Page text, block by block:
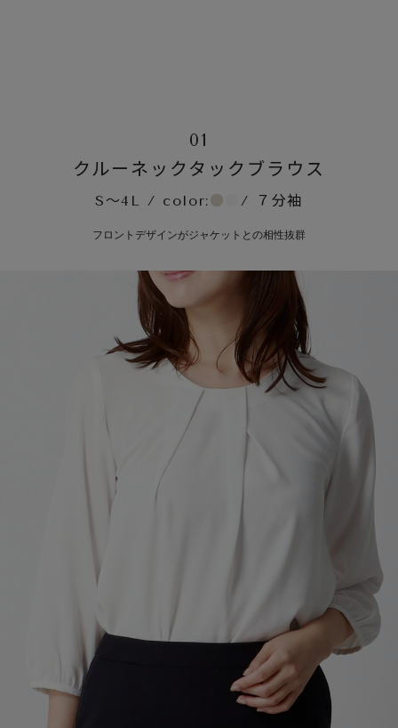
01
クルーネックタックブラウス
S～4L / color:● ●/ ７分袖
フロントデザインがジャケットとの相性抜群